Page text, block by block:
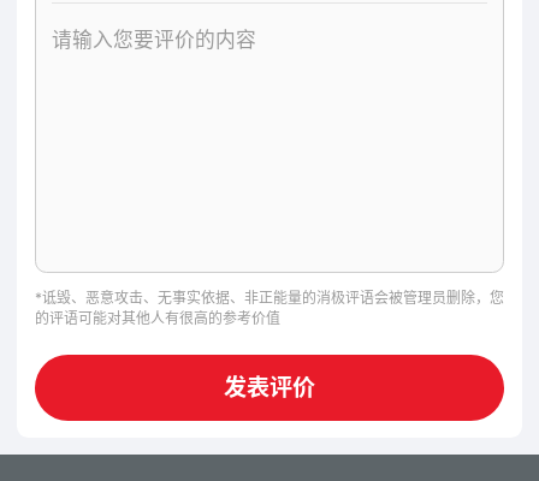
党政机关、部队、学校、医院、企事业单位等地区
和商业场所；为众多客户提供安全稳定高效的出入
口管理解决方案。
战将集团坚持以科技创新赋能制造的高质量发展。
在产品研发和设计上获得了多项实用新型专利和多
*诋毁、恶意攻击、无事实依据、非正能量的消极评语会被管理员删除，您
的评语可能对其他人有很高的参考价值
发表评价